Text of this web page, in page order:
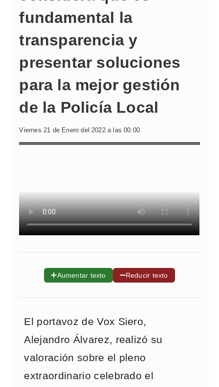
fundamental la
transparencia y
presentar soluciones
para la mejor gestión
de la Policía Local
Viernes 21 de Enero del 2022 a las 00:00
➕Aumentar texto ➖Reducir texto
El portavoz de Vox Siero,
Alejandro Álvarez, realizó su
valoración sobre el pleno
extraordinario celebrado el